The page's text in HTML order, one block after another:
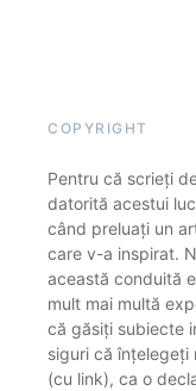
COPYRIGHT
Pentru că scrieți
datorită acestui
când preluați un
care v-a inspirat.
această conduită
mult mai multă
că găsiți subiecte
siguri că înțelegeți
(cu link), ca o